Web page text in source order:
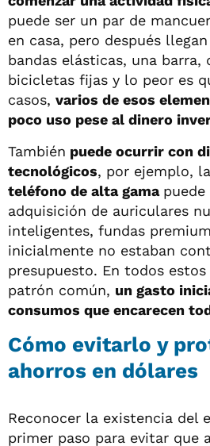
puede ser un par de
en casa, pero después
bandas elásticas, una barra,
bicicletas fijas y lo peor es
casos, varios de esos
poco uso pese al dinero
También puede ocurrir con
tecnológicos, por ejemplo,
teléfono de alta gama
adquisición de auriculares
inteligentes, fundas
inicialmente no estaban
presupuesto. En todos
patrón común, un gasto
consumos que encarecen
Cómo evitarlo y
ahorros en dólares
Reconocer la existencia del
primer paso para evitar que